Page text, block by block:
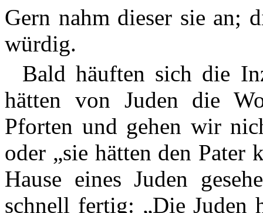
Gern nahm dieser sie an;
würdig.
Bald häuften sich die
hätten von Juden die
Pforten und gehen wir
oder „sie hätten den Pater
Hause eines Juden
schnell fertig: „Die Juden